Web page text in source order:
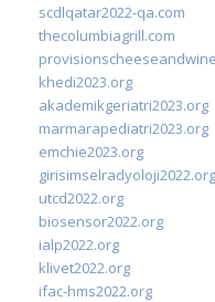
scdlqatar2022-qa.com
thecolumbiagrill.com
khedi2023.org
akademikgeriatri2023.org
marmarapediatri2023.org
emchie2023.org
girisimselradyoloji2022.org
utcd2022.org
biosensor2022.org
ialp2022.org
klivet2022.org
ifac-hms2022.org